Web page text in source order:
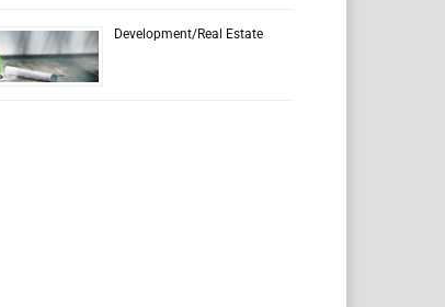
Development/Real Estate